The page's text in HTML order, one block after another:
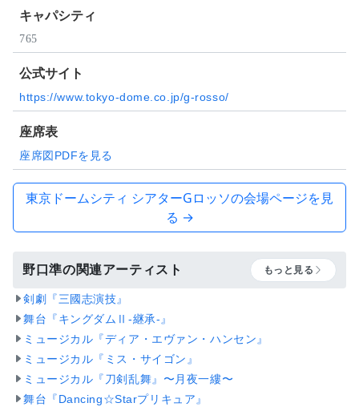
キャパシティ
765
公式サイト
https://www.tokyo-dome.co.jp/g-rosso/
座席表
座席図PDFを見る
東京ドームシティ シアターGロッソの会場ページを見
る →
野口準の関連アーティスト もっと見る
剣劇『三國志演技』
舞台『キングダムⅡ-継承-』
ミュージカル『ディア・エヴァン・ハンセン』
ミュージカル『ミス・サイゴン』
ミュージカル『刀剣乱舞』〜月夜一縷〜
舞台『Dancing☆Starプリキュア』